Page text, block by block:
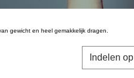
gewicht en heel gemakkelijk dragen.
Indelen op